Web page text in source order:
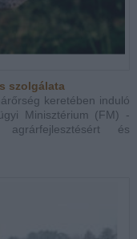
szolgálata
keretében induló
Minisztérium (FM) -
és